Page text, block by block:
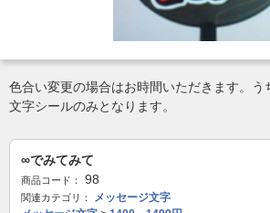
色合い変更の場合はお時間いただきます。う
文字シールのみとなります。
∞でみてみて
商品コード： 98
関連カテゴリ：
メッセージ文字